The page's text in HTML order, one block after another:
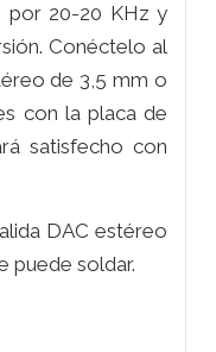
por 20-20 KHz y
Conéctelo al
de 3,5 mm o
con la placa de
satisfecho con
DAC estéreo
puede soldar.